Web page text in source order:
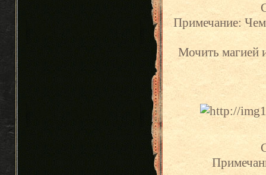
Примечание:
Мочить магией